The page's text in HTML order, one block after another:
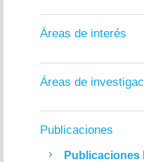
Áreas de interés
Áreas de
Publicaciones
Publicaciones